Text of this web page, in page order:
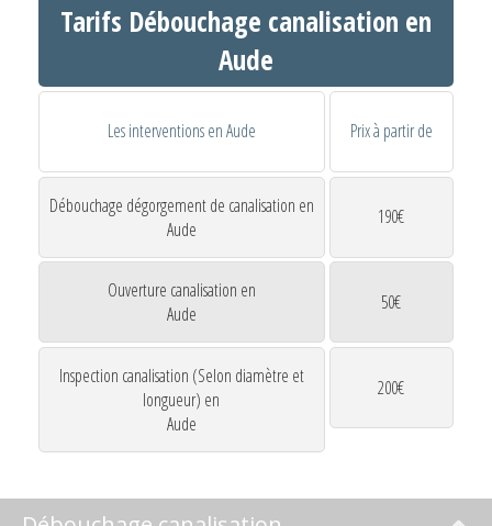
Tarifs Débouchage canalisation en
Aude
Les interventions en Aude Prix à partir de
Débouchage dégorgement de canalisation en
Aude
190€
Ouverture canalisation en
Aude
50€
Inspection canalisation (Selon diamètre et
longueur) en
Aude
200€